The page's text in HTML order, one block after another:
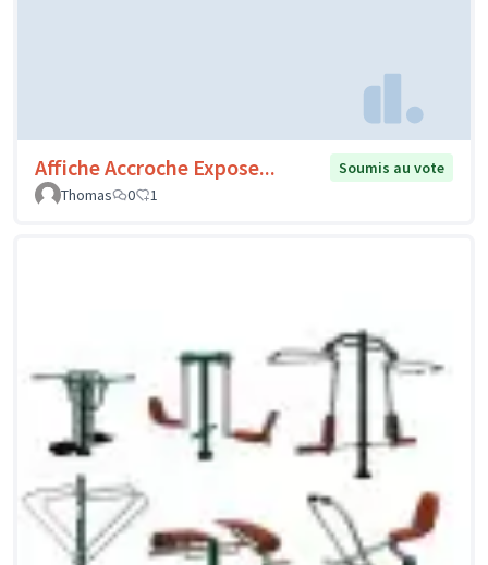
Affiche Accroche Expose...
Soumis au vote
Thomas
0 1